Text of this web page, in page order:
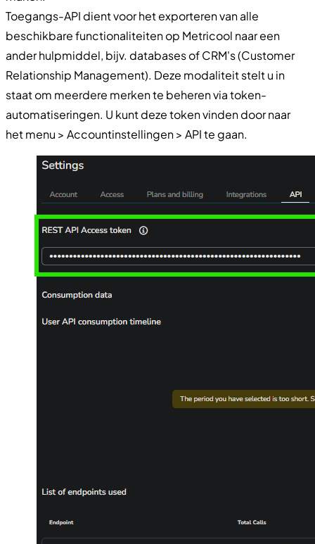
Toegangs-API dient voor het exporteren van alle
beschikbare functionaliteiten op Metricool naar een
ander hulpmiddel, bijv. databases of CRM's (Customer
Relationship Management). Deze modaliteit stelt u in
staat om meerdere merken te beheren via token-
automatiseringen. U kunt deze token vinden door naar
het menu > Accountinstellingen > API te gaan.